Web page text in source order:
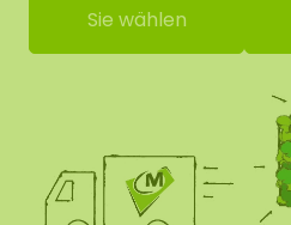
Sie wählen